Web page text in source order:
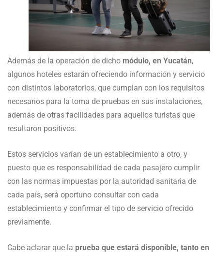
Además de la operación de dicho módulo, en Yucatán,
algunos hoteles estarán ofreciendo información y servicio
con distintos laboratorios, que cumplan con los requisitos
necesarios para la toma de pruebas en sus instalaciones,
además de otras facilidades para aquellos turistas que
resultaron positivos.
Estos servicios varían de un establecimiento a otro, y
puesto que es responsabilidad de cada pasajero cumplir
con las normas impuestas por la autoridad sanitaria de
cada país, será oportuno consultar con cada
establecimiento y confirmar el tipo de servicio ofrecido
previamente.
Cabe aclarar que la prueba que estará disponible, tanto en